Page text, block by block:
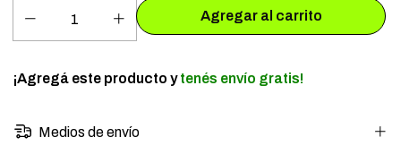
¡Agregá este producto ytenés envío gratis!
Medios de envío